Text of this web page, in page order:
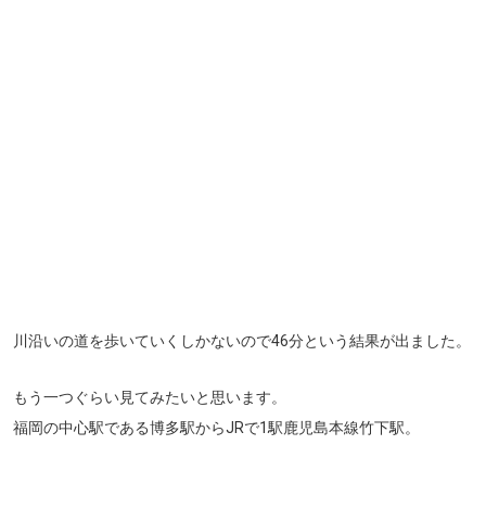
川沿いの道を歩いていくしかないので46分という結果が出ました。
もう一つぐらい見てみたいと思います。
福岡の中心駅である博多駅からJRで1駅鹿児島本線竹下駅。